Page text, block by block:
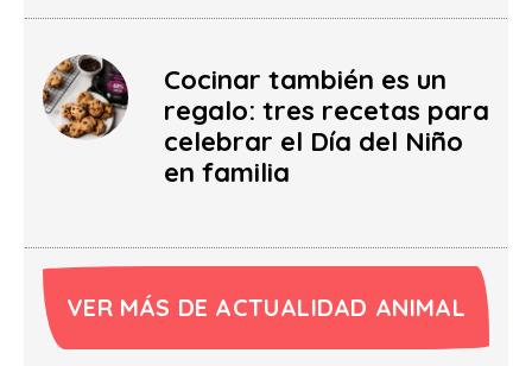
Cocinar también es un
regalo: tres recetas para
celebrar el Día del Niño
en familia
VER MÁS DE ACTUALIDAD ANIMAL